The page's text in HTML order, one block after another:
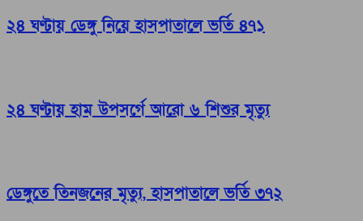
২৪ ঘণ্টায় ডেঙ্গু নিয়ে হাসপাতালে ভর্তি ৪৭১
২৪ ঘণ্টায় হাম উপসর্গে আরো ৬ শিশুর মৃত্যু
ডেঙ্গুতে তিনজনের মৃত্যু, হাসপাতালে ভর্তি ৩৭২